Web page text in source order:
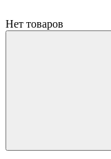
Нет товаров